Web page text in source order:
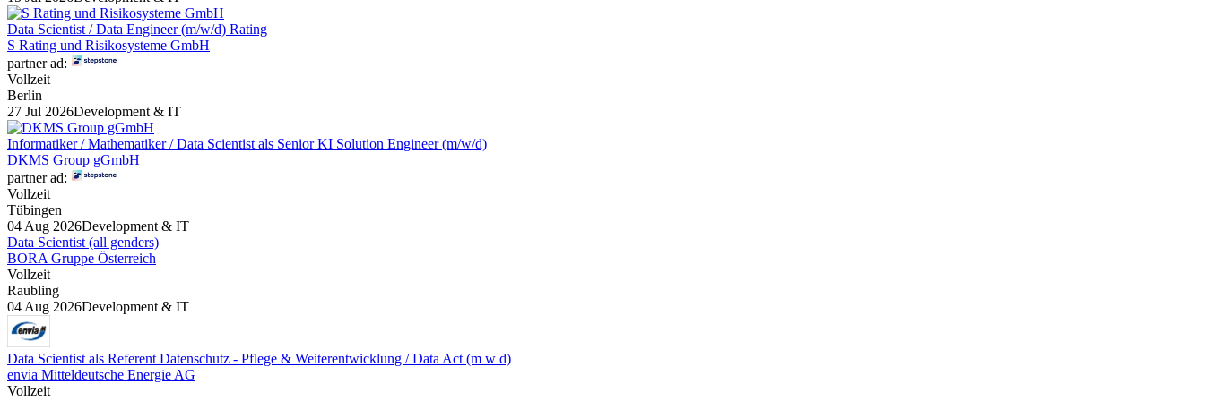
Data Scientist / Data Engineer (m/w/d) Rating
S Rating und Risikosysteme GmbH
partner ad:
Vollzeit
Berlin
27 Jul 2026Development & IT
Informatiker / Mathematiker / Data Scientist als Senior KI Solution Engineer (m/w/d)
DKMS Group gGmbH
partner ad:
Vollzeit
Tübingen
04 Aug 2026Development & IT
Data Scientist (all genders)
BORA Gruppe Österreich
Vollzeit
Raubling
04 Aug 2026Development & IT
Data Scientist als Referent Datenschutz - Pflege & Weiterentwicklung / Data Act (m w d)
envia Mitteldeutsche Energie AG
Vollzeit